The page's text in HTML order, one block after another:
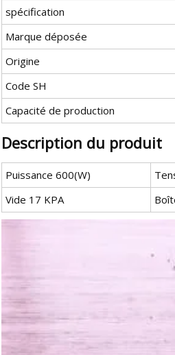
spécification
Marque déposée
Origine
Code SH
Capacité de production
Description du produit
Puissance 600(W)
Vide 17 KPA